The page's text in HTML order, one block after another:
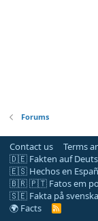
Forums
Contact us Terms
🇩🇪 Fakten auf
🇪🇸 Hechos en
🇧🇷 🇵🇹 Fatos em
🇸🇪 Fakta på svenska
🌍 Facts
R